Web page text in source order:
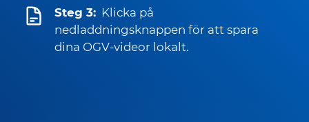
Steg 3: Klicka på
nedladdningsknappen för att spara
dina OGV-videor lokalt.